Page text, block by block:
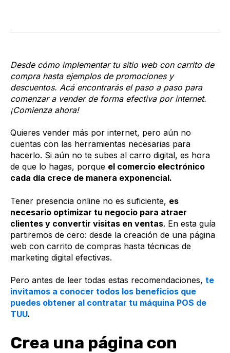
Desde cómo implementar tu sitio web con carrito de
compra hasta ejemplos de promociones y
descuentos. Acá encontrarás el paso a paso para
comenzar a vender de forma efectiva por internet.
¡Comienza ahora!
Quieres vender más por internet, pero aún no
cuentas con las herramientas necesarias para
hacerlo. Si aún no te subes al carro digital, es hora
de que lo hagas, porque el comercio electrónico
cada día crece de manera exponencial.
Tener presencia online no es suficiente, es
necesario optimizar tu negocio para atraer
clientes y convertir visitas en ventas. En esta guía
partiremos de cero: desde la creación de una página
web con carrito de compras hasta técnicas de
marketing digital efectivas.
Pero antes de leer todas estas recomendaciones, te
invitamos a conocer todos los beneficios que
puedes obtener al contratar tu máquina POS de
TUU.
Crea una página con